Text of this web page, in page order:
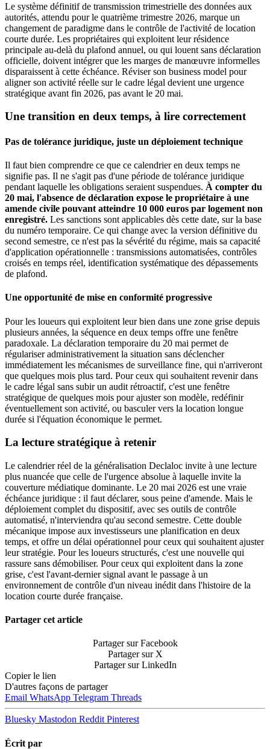
Le système définitif de transmission trimestrielle des données aux
autorités, attendu pour le quatrième trimestre 2026, marque un
changement de paradigme dans le contrôle de l'activité de location
courte durée. Les propriétaires qui exploitent leur résidence
principale au-delà du plafond annuel, ou qui louent sans déclaration
officielle, doivent intégrer que les marges de manœuvre informelles
disparaissent à cette échéance. Réviser son business model pour
aligner son activité réelle sur le cadre légal devient une urgence
stratégique avant fin 2026, pas avant le 20 mai.
Une transition en deux temps, à lire correctement
Pas de tolérance juridique, juste un déploiement technique
Il faut bien comprendre ce que ce calendrier en deux temps ne
signifie pas. Il ne s'agit pas d'une période de tolérance juridique
pendant laquelle les obligations seraient suspendues. À compter du
20 mai, l'absence de déclaration expose le propriétaire à une
amende civile pouvant atteindre 10 000 euros par logement non
enregistré. Les sanctions sont applicables dès cette date, sur la base
du numéro temporaire. Ce qui change avec la version définitive du
second semestre, ce n'est pas la sévérité du régime, mais sa capacité
d'application opérationnelle : transmissions automatisées, contrôles
croisés en temps réel, identification systématique des dépassements
de plafond.
Une opportunité de mise en conformité progressive
Pour les loueurs qui exploitent leur bien dans une zone grise depuis
plusieurs années, la séquence en deux temps offre une fenêtre
paradoxale. La déclaration temporaire du 20 mai permet de
régulariser administrativement la situation sans déclencher
immédiatement les mécanismes de surveillance fine, qui n'arriveront
que quelques mois plus tard. Pour ceux qui souhaitent revenir dans
le cadre légal sans subir un audit rétroactif, c'est une fenêtre
stratégique de quelques mois pour ajuster son modèle, redéfinir
éventuellement son activité, ou basculer vers la location longue
durée si l'équation économique le permet.
La lecture stratégique à retenir
Le calendrier réel de la généralisation Declaloc invite à une lecture
plus nuancée que celle de l'urgence absolue à laquelle invite la
couverture médiatique dominante. Le 20 mai 2026 est une vraie
échéance juridique : il faut déclarer, sous peine d'amende. Mais le
déploiement complet du dispositif, avec ses outils de contrôle
automatisé, n'interviendra qu'au second semestre. Cette double
mécanique impose aux investisseurs une planification en deux
temps, et offre un délai opérationnel pour ceux qui souhaitent ajuster
leur stratégie. Pour les loueurs structurés, c'est une nouvelle qui
rassure sans démobiliser. Pour ceux qui exploitent dans la zone
grise, c'est l'avant-dernier signal avant le passage à un
environnement de contrôle d'un niveau inédit dans l'histoire de la
location courte durée française.
Partager cet article
Partager sur Facebook
Partager sur X
Partager sur LinkedIn
Copier le lien
D'autres façons de partager
Email WhatsApp Telegram Threads
Bluesky Mastodon RedditPinterest
Écrit par